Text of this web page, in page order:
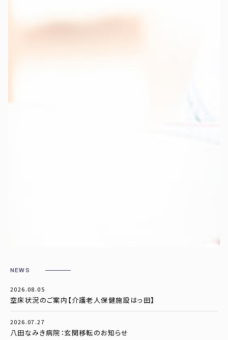
NEWS
2026.08.05
空床状況のご案内【介護老人保健施設はっ田】
2026.07.27
八田なみき病院：玄関移転のお知らせ